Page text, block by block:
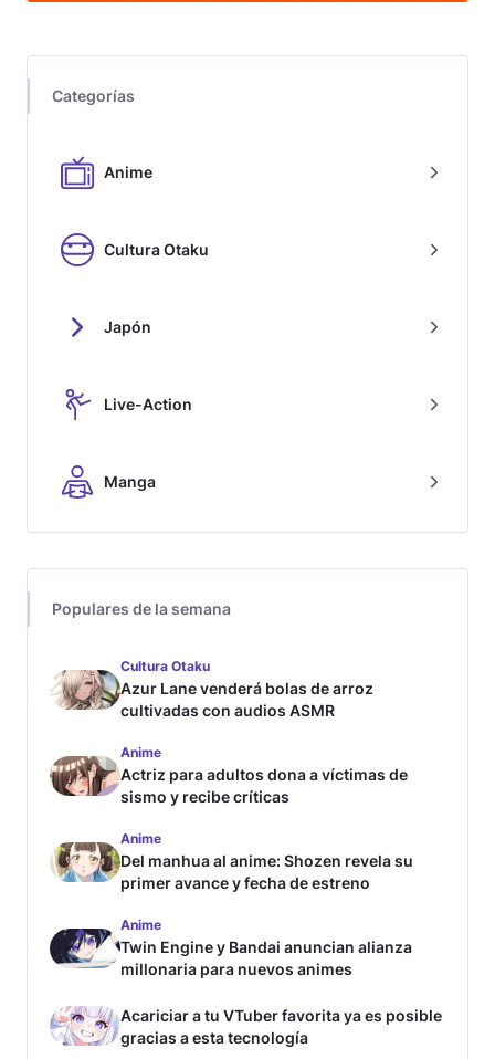
Categorías
Anime
Cultura Otaku
Japón
Live-Action
Manga
Populares de la semana
Cultura Otaku
Azur Lane venderá bolas de arroz
cultivadas con audios ASMR
Anime
Actriz para adultos dona a víctimas de
sismo y recibe críticas
Anime
Del manhua al anime: Shozen revela su
primer avance y fecha de estreno
Anime
Twin Engine y Bandai anuncian alianza
millonaria para nuevos animes
Acariciar a tu VTuber favorita ya es posible
gracias a esta tecnología